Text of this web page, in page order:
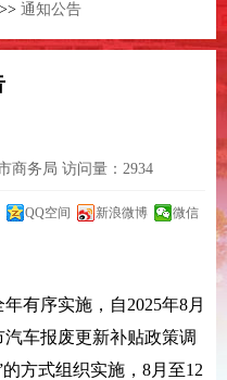
>> 通知公告
商务局 访问量： 2934
QQ空间 新浪微博 微信
有序实施，自2025年8月
车报废更新补贴政策调
方式组织实施，8月至12